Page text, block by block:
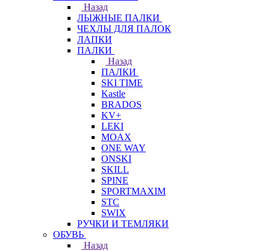
Назад
ЛЫЖНЫЕ ПАЛКИ
ЧЕХЛЫ ДЛЯ ПАЛОК
ЛАПКИ
ПАЛКИ
Назад
ПАЛКИ
SKI TIME
Kastle
BRADOS
KV+
LEKI
MOAX
ONE WAY
ONSKI
SKILL
SPINE
SPORTMAXIM
STC
SWIX
РУЧКИ И ТЕМЛЯКИ
ОБУВЬ
Назад